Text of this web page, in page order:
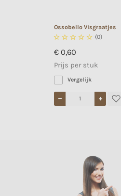
Ossobello Visgraatjes
     (0)
€ 0,60
Prijs per stuk
Vergelijk